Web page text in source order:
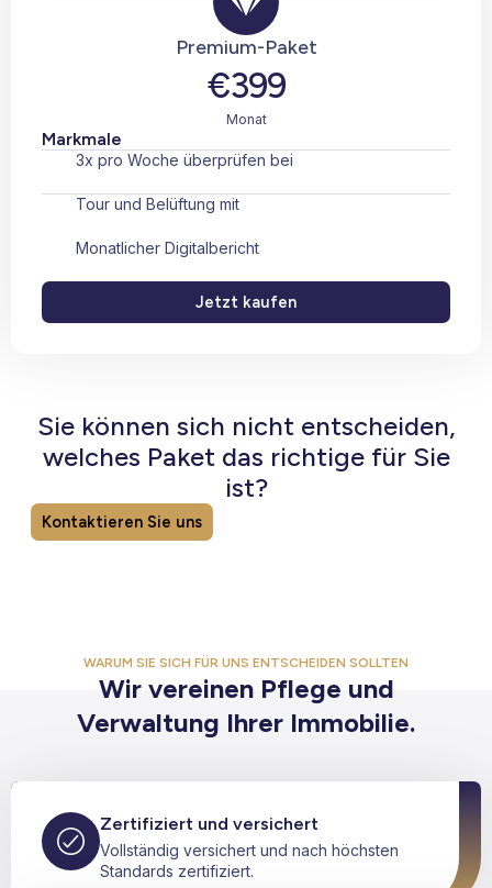
Premium-Paket
€399
Monat
Markmale
3x pro Woche überprüfen bei
Tour und Belüftung mit
Monatlicher Digitalbericht
Jetzt kaufen
Sie können sich nicht entscheiden,
welches Paket das richtige für Sie
ist?
Kontaktieren Sie uns
WARUM SIE SICH FÜR UNS ENTSCHEIDEN SOLLTEN
Wir vereinen Pflege und
Verwaltung Ihrer Immobilie.
Zertifiziert und versichert
Vollständig versichert und nach höchsten
Standards zertifiziert.